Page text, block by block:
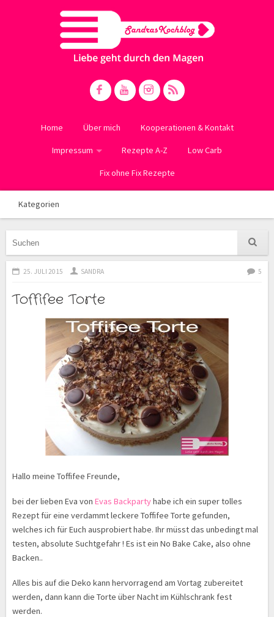
Home Über mich Kooperationen & Kontakt
Impressum Rezepte A-Z Low Carb
Fix ohne Fix Rezepte
Kategorien
25. JULI 2015 SANDRA 5
Toffifee Torte
Hallo meine Toffifee Freunde,
bei der lieben Eva von Evas Backpartyhabe ich ein super tolles
Rezept für eine verdammt leckere Toffifee Torte gefunden,
welches ich für Euch ausprobiert habe. Ihr müsst das unbedingt mal
testen, absolute Suchtgefahr ! Es ist ein No Bake Cake, also ohne
Backen..
Alles bis auf die Deko kann hervorragend am Vortag zubereitet
werden, dann kann die Torte über Nacht im Kühlschrank fest
werden.